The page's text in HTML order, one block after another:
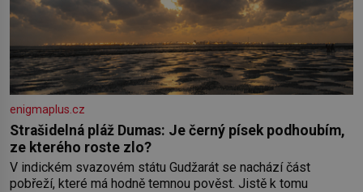
enigmaplus.cz
Strašidelná pláž Dumas: Je černý písek podhoubím,
ze kterého roste zlo?
V indickém svazovém státu Gudžarát se nachází část
pobřeží, které má hodně temnou pověst. Jistě k tomu